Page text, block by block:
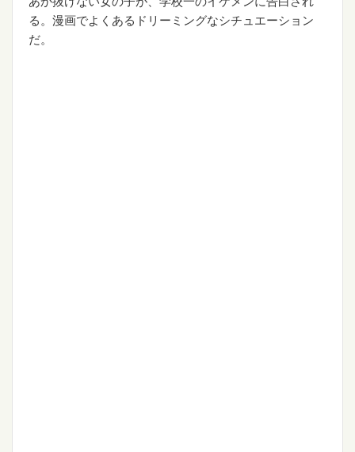
る。漫画でよくあるドリーミングなシチュエーション
だ。